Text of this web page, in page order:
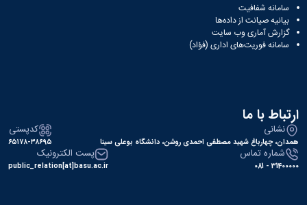
سامانه شفافیت
بیانیه صیانت از داده‌ها
گزارش آماری وب‌ سایت
سامانه فوریت‌های اداری (فؤاد)
ارتباط با ما
نشانی
همدان، چهارباغ شهید مصطفی احمدی روشن، دانشگاه بوعلی سینا
کدپستی
۶۵۱۷۸-۳۸۶۹۵
شماره تماس
31400000 - 081
پست الکترونیک
public_relation[at]basu.ac.ir